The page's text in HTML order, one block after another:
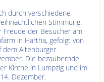
durch verschiedene
Stimmung:
Freude der Besucher am
in Hartha, gefolgt von
dem Altenburger
Die bezaubernde
Kirche in Lumpzig und im
Dezember.